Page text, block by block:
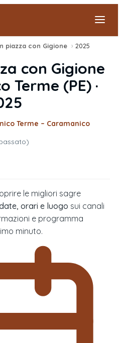
piazza con Gigione › 2025
con Gigione
Terme (PE) ·
Terme – Caramanico
le migliori sagre
orari e luogo sui canali
e programma
minuto.